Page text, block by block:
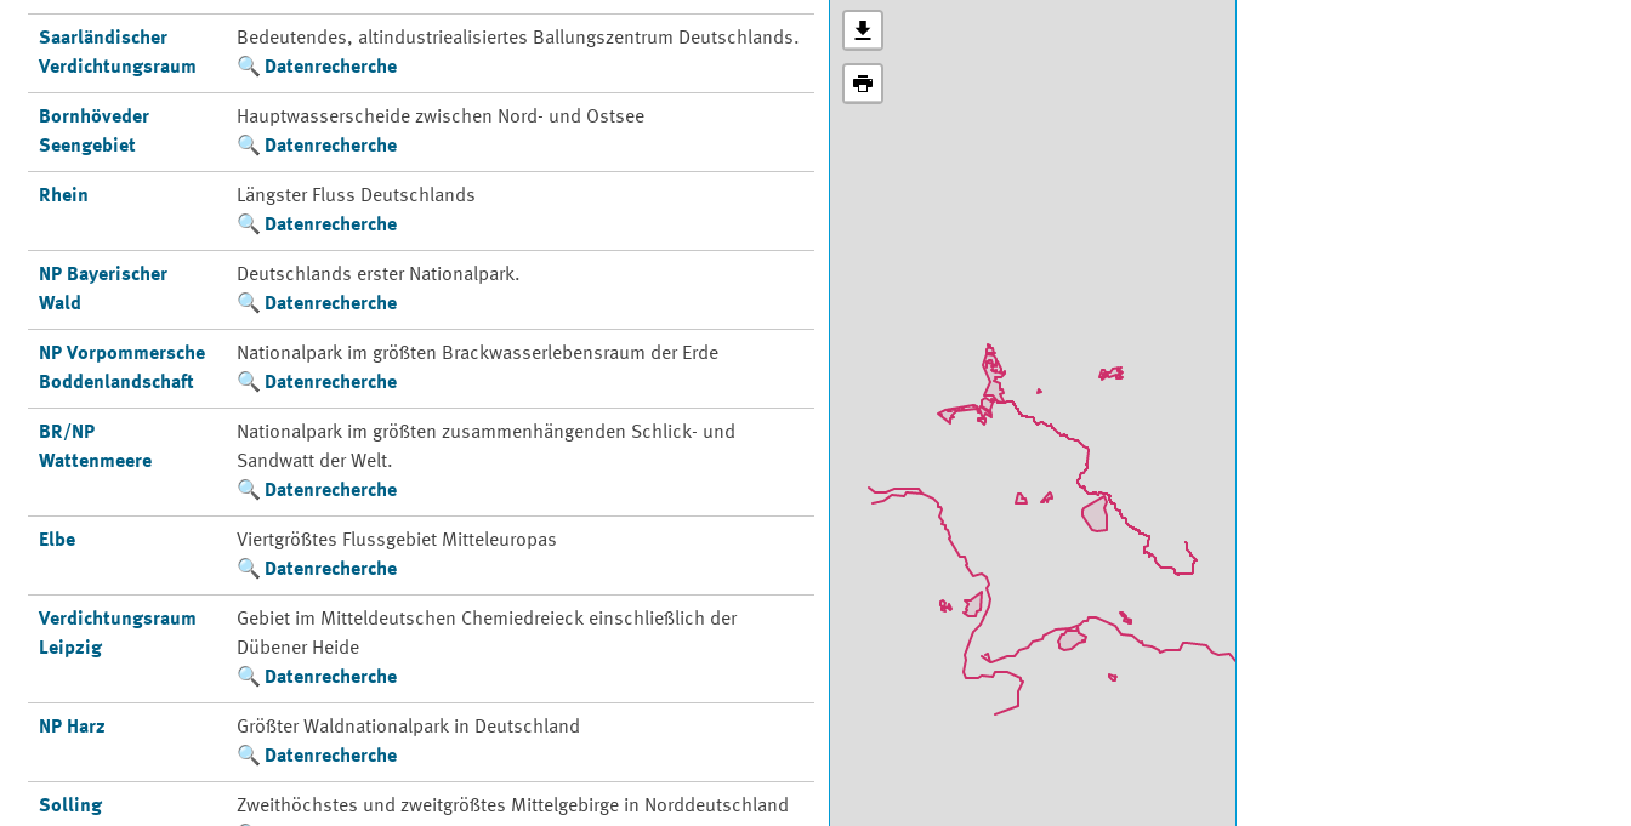
Saarländischer
Verdichtungsraum
Bedeutendes, altindustriealisiertes Ballungszentrum Deutschlands.
Datenrecherche
Bornhöveder
Seengebiet
Hauptwasserscheide zwischen Nord- und Ostsee
Datenrecherche
Rhein
Längster Fluss Deutschlands
Datenrecherche
NP Bayerischer
Wald
Deutschlands erster Nationalpark.
Datenrecherche
NP Vorpommersche
Boddenlandschaft
Nationalpark im größten Brackwasserlebensraum der Erde
Datenrecherche
BR/NP
Wattenmeere
Nationalpark im größten zusammenhängenden Schlick- und
Sandwatt der Welt.
Datenrecherche
Elbe
Viertgrößtes Flussgebiet Mitteleuropas
Datenrecherche
Verdichtungsraum
Leipzig
Gebiet im Mitteldeutschen Chemiedreieck einschließlich der
Dübener Heide
Datenrecherche
NP Harz
Größter Waldnationalpark in Deutschland
Datenrecherche
Solling
Zweithöchstes und zweitgrößtes Mittelgebirge in Norddeutschland